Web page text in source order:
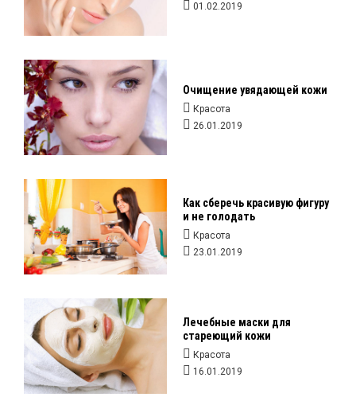
01.02.2019
Очищение увядающей кожи
Красота
26.01.2019
Как сберечь красивую фигуру
и не голодать
Красота
23.01.2019
Лечебные маски для
стареющий кожи
Красота
16.01.2019